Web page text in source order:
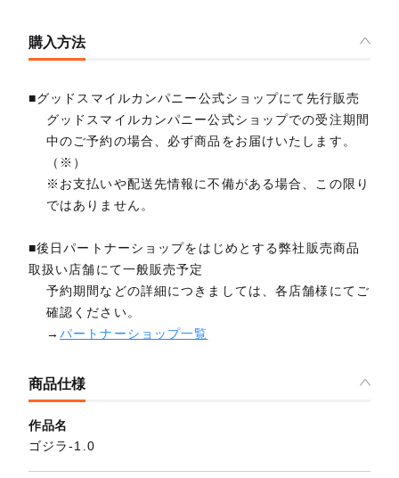
購入方法
■グッドスマイルカンパニー公式ショップにて先行販売
グッドスマイルカンパニー公式ショップでの受注期間
中のご予約の場合、必ず商品をお届けいたします。
（※）
※お支払いや配送先情報に不備がある場合、この限り
ではありません。
■後日パートナーショップをはじめとする弊社販売商品
取扱い店舗にて一般販売予定
予約期間などの詳細につきましては、各店舗様にてご
確認ください。
→パートナーショップ一覧
商品仕様
作品名
ゴジラ-1.0